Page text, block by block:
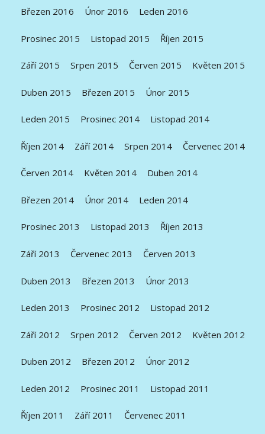
Březen 2016 Únor 2016 Leden 2016
Prosinec 2015 Listopad 2015 Říjen 2015
Září 2015 Srpen 2015 Červen 2015 Květen 2015
Duben 2015 Březen 2015 Únor 2015
Leden 2015 Prosinec 2014 Listopad 2014
Říjen 2014 Září 2014 Srpen 2014 Červenec 2014
Červen 2014 Květen 2014 Duben 2014
Březen 2014 Únor 2014 Leden 2014
Prosinec 2013 Listopad 2013 Říjen 2013
Září 2013 Červenec 2013 Červen 2013
Duben 2013 Březen 2013 Únor 2013
Leden 2013 Prosinec 2012 Listopad 2012
Září 2012 Srpen 2012 Červen 2012 Květen 2012
Duben 2012 Březen 2012 Únor 2012
Leden 2012 Prosinec 2011 Listopad 2011
Říjen 2011 Září 2011 Červenec 2011